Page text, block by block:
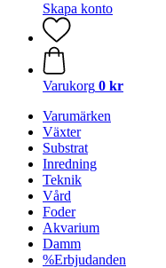
Skapa konto
Varukorg 0 kr
Varumärken
Växter
Substrat
Inredning
Teknik
Vård
Foder
Akvarium
Damm
%Erbjudanden